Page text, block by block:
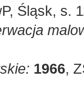
Śląsk, s.
1966,